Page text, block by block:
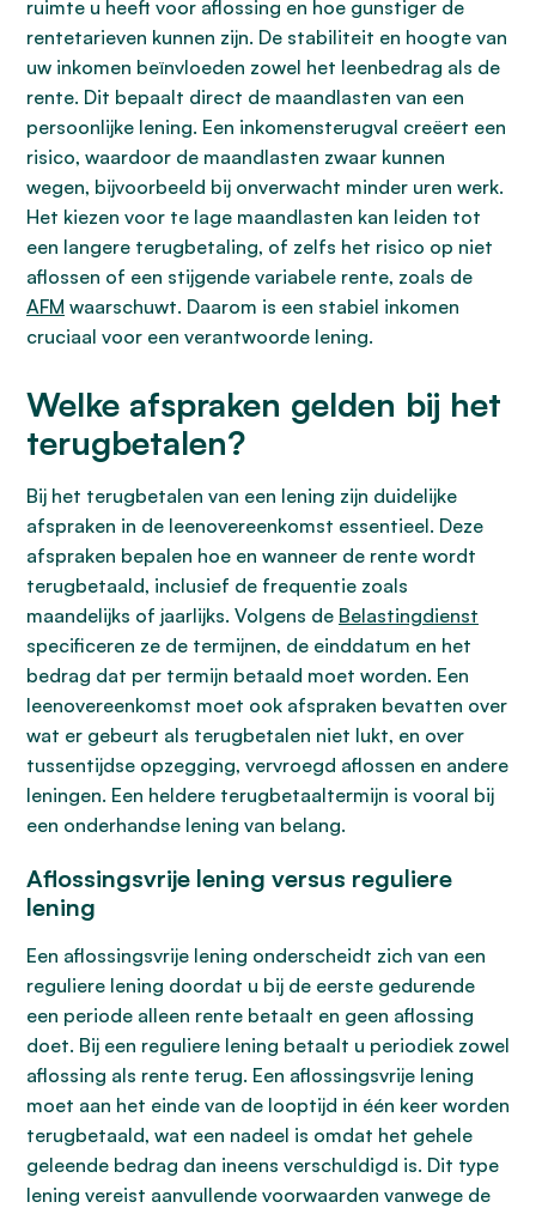
ruimte u heeft voor aflossing en hoe gunstiger de
rentetarieven kunnen zijn. De stabiliteit en hoogte van
uw inkomen beïnvloeden zowel het leenbedrag als de
rente. Dit bepaalt direct de maandlasten van een
persoonlijke lening. Een inkomensterugval creëert een
risico, waardoor de maandlasten zwaar kunnen
wegen, bijvoorbeeld bij onverwacht minder uren werk.
Het kiezen voor te lage maandlasten kan leiden tot
een langere terugbetaling, of zelfs het risico op niet
aflossen of een stijgende variabele rente, zoals de
AFM waarschuwt. Daarom is een stabiel inkomen
cruciaal voor een verantwoorde lening.
Welke afspraken gelden bij het
terugbetalen?
Bij het terugbetalen van een lening zijn duidelijke
afspraken in de leenovereenkomst essentieel. Deze
afspraken bepalen hoe en wanneer de rente wordt
terugbetaald, inclusief de frequentie zoals
maandelijks of jaarlijks. Volgens de Belastingdienst
specificeren ze de termijnen, de einddatum en het
bedrag dat per termijn betaald moet worden. Een
leenovereenkomst moet ook afspraken bevatten over
wat er gebeurt als terugbetalen niet lukt, en over
tussentijdse opzegging, vervroegd aflossen en andere
leningen. Een heldere terugbetaaltermijn is vooral bij
een onderhandse lening van belang.
Aflossingsvrije lening versus reguliere
lening
Een aflossingsvrije lening onderscheidt zich van een
reguliere lening doordat u bij de eerste gedurende
een periode alleen rente betaalt en geen aflossing
doet. Bij een reguliere lening betaalt u periodiek zowel
aflossing als rente terug. Een aflossingsvrije lening
moet aan het einde van de looptijd in één keer worden
terugbetaald, wat een nadeel is omdat het gehele
geleende bedrag dan ineens verschuldigd is. Dit type
lening vereist aanvullende voorwaarden vanwege de